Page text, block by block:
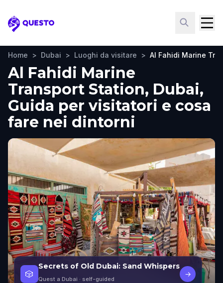
Questo
Home > Dubai > Luoghi da visitare > Al Fahidi Marine
Al Fahidi Marine
Transport Station, Dubai,
Guida per visitatori e cosa
fare nei dintorni
🎲
Secrets of Old Dubai: Sand Whispers
Quest a Dubai · self-guided
→